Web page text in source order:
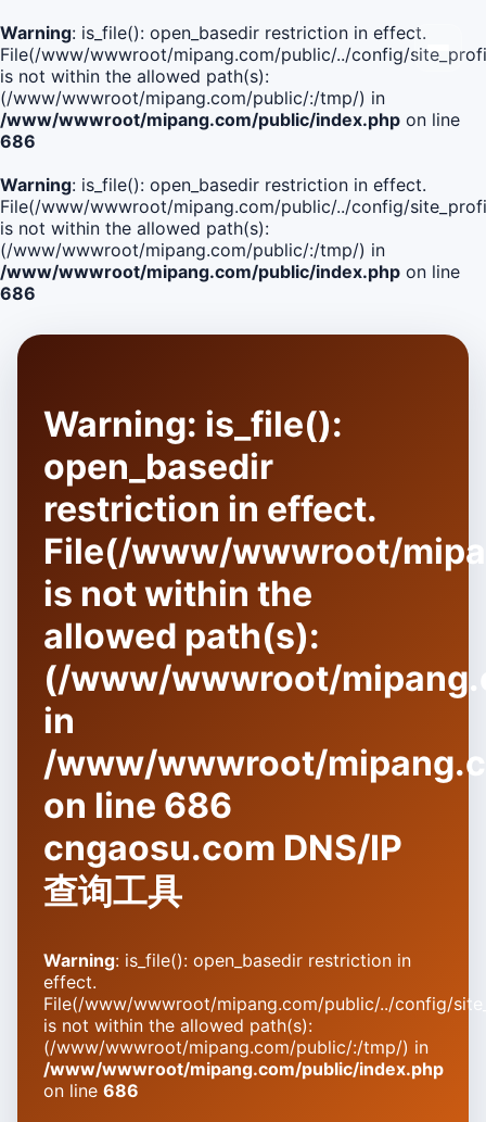
Warning: is_file(): open_basedir restriction in effect.
File(/www/wwwroot/mipang.com/public/../config/
is not within the allowed path(s):
(/www/wwwroot/mipang.com/public/:/tmp/) in
/www/wwwroot/mipang.com/public/index.php on line
686
Warning: is_file(): open_basedir restriction in effect.
File(/www/wwwroot/mipang.com/public/../config/
is not within the allowed path(s):
(/www/wwwroot/mipang.com/public/:/tmp/) in
/www/wwwroot/mipang.com/public/index.php on line
686
Warning: is_file():
open_basedir
restriction in effect.
File(/www/wwwroot/
is not within the
allowed path(s):
(/www/wwwroot/
in
/www/wwwroot/
on line 686
cngaosu.com DNS/IP
查询工具
Warning: is_file(): open_basedir restriction in
effect.
File(/www/wwwroot/mipang.com/public/../config/
is not within the allowed path(s):
(/www/wwwroot/mipang.com/public/:/tmp/) in
/www/wwwroot/mipang.com/public/index.php
on line 686